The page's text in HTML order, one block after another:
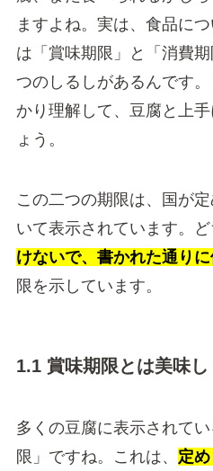
ますよね。実は、食品に
は「賞味期限」と「消費
つのしるしがあるんです
かり理解して、豆腐と上
ょう。
この二つの期限は、国が定
いて表示されています。ど
けないで、書かれた通り
限を示しています。
1.1 賞味期限とは美味
多くの豆腐に表示されて
限」ですね。これは、 定